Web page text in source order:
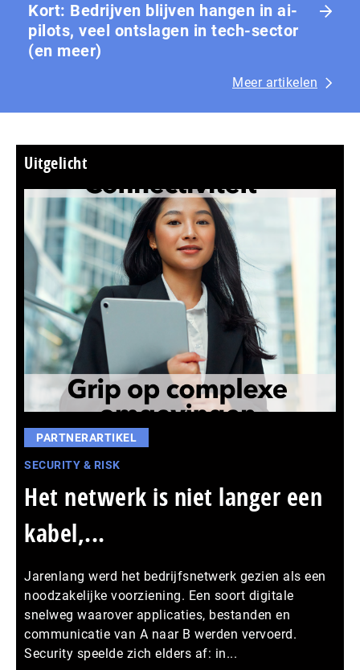
Kort: Bedrijven blijven hangen in ai-
pilots, veel ontslagen in tech-sector
(en meer)
Meer artikelen
Uitgelicht
PARTNERARTIKEL
SECURITY & RISK
Het netwerk is niet langer een
kabel,...
Jarenlang werd het bedrijfsnetwerk gezien als een
noodzakelijke voorziening. Een soort digitale
snelweg waarover applicaties, bestanden en
communicatie van A naar B werden vervoerd.
Security speelde zich elders af: in...